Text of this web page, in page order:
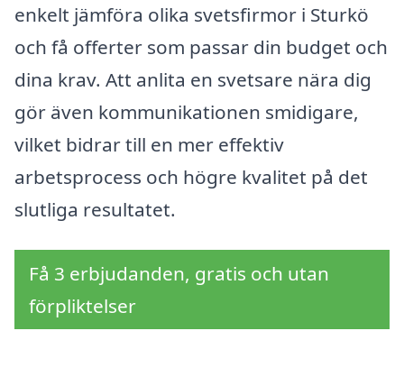
enkelt jämföra olika svetsfirmor i Sturkö
och få offerter som passar din budget och
dina krav. Att anlita en svetsare nära dig
gör även kommunikationen smidigare,
vilket bidrar till en mer effektiv
arbetsprocess och högre kvalitet på det
slutliga resultatet.
Få 3 erbjudanden, gratis och utan
förpliktelser